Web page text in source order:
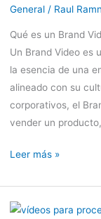
General/ Raul
Qué es un Brand
Un Brand Video es
la esencia de una
alineado con su
corporativos, el
vender un
que
atraiga
talento
(Employer
Branding)
Leer más »
Vídeos